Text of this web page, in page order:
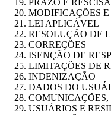
MODIFICAÇÕES
LEI APLICÁVEL
RESOLUÇÃO DE
CORREÇÕES
ISENÇÃO DE
LIMITAÇÕES DE
INDENIZAÇÃO
DADOS DO
USUÁRIOS E